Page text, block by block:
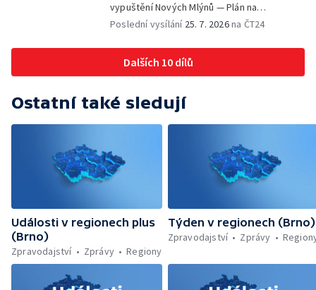
vypuštění Nových Mlýnů — Plán na
odstranění ohořelé budovy — 52. ročník
samostatné továrny
Poslední vysílání 25. 7. 2026na ČT24
Dalších 10 dílů
Ostatní také sledují
Události v regionech plus
(Brno)
Zpravodajství
Zprávy Regiony
Týden v regionech (Brno)
Zpravodajství
Zprávy